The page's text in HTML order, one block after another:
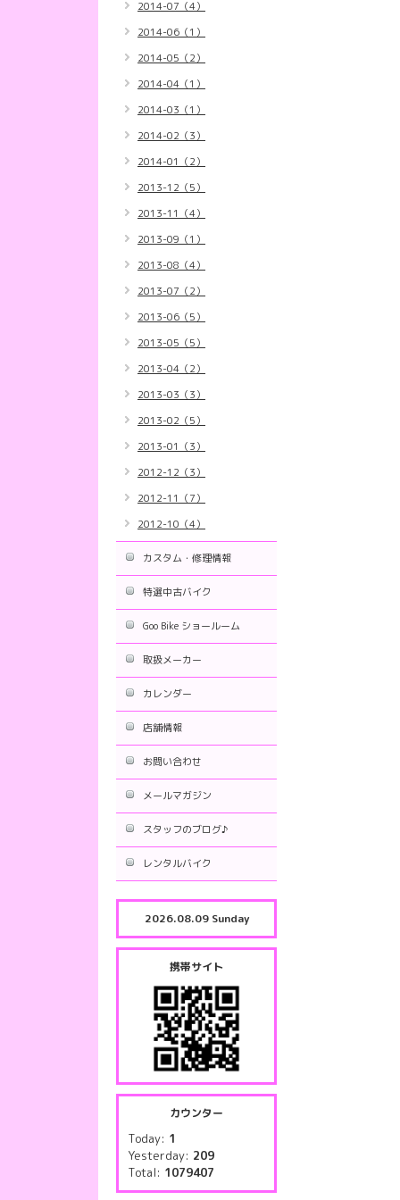
2014-07（4）
2014-06（1）
2014-05（2）
2014-04（1）
2014-03（1）
2014-02（3）
2014-01（2）
2013-12（5）
2013-11（4）
2013-09（1）
2013-08（4）
2013-07（2）
2013-06（5）
2013-05（5）
2013-04（2）
2013-03（3）
2013-02（5）
2013-01（3）
2012-12（3）
2012-11（7）
2012-10（4）
カスタム・修理情報
特選中古バイク
Goo Bike ショールーム
取扱メーカー
カレンダー
店舗情報
お問い合わせ
メールマガジン
スタッフのブログ♪
レンタルバイク
2026.08.09 Sunday
携帯サイト
カウンター
Today: 1
Yesterday: 209
Total: 1079407